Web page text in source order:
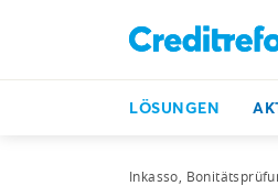
LÖSUNGEN
Inkasso,